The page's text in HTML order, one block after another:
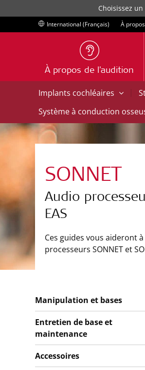
Choisissez
International (Français) À
À propos de l'audition
Implants cochléaires |
Système à conduction
SONNET
Audio
EAS
Ces guides vous aideront
processeurs SONNET et
Manipulation et bases
Entretien de base et
maintenance
Accessoires